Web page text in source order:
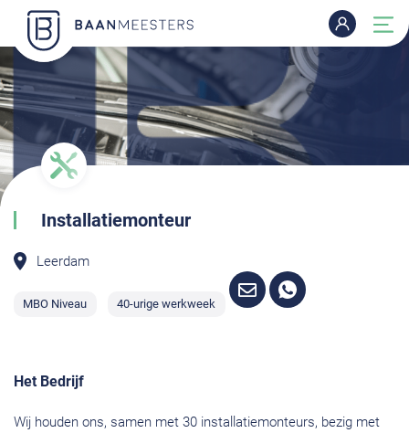
Installatiemonteur
Leerdam
MBO Niveau 40-urige werkweek
Het Bedrijf
Wij houden ons, samen met 30 installatiemonteurs, bezig met